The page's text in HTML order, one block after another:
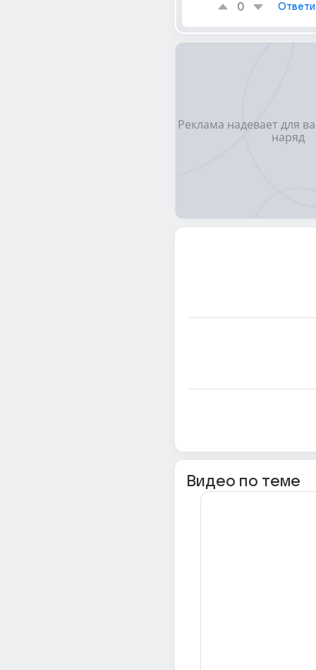
0
Видео по теме